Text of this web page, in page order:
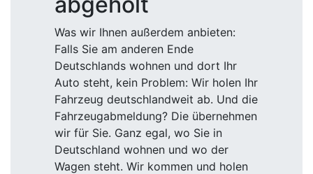
Was wir Ihnen außerdem anbieten:
Falls Sie am anderen Ende
Deutschlands wohnen und dort Ihr
Auto steht, kein Problem: Wir holen Ihr
Fahrzeug deutschlandweit ab. Und die
Fahrzeugabmeldung? Die übernehmen
wir für Sie. Ganz egal, wo Sie in
Deutschland wohnen und wo der
Wagen steht. Wir kommen und holen